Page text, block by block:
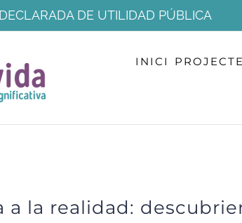
DE UTILIDAD PÚBLICA
INICI
a la realidad: